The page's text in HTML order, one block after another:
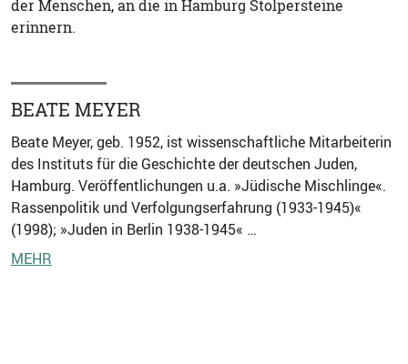
der Menschen, an die in Hamburg Stolpersteine
erinnern.
BEATE MEYER
Beate Meyer, geb. 1952, ist wissenschaftliche Mitarbeiterin
des Instituts für die Geschichte der deutschen Juden,
Hamburg. Veröffentlichungen u.a. »Jüdische Mischlinge«.
Rassenpolitik und Verfolgungserfahrung (1933-1945)«
(1998); »Juden in Berlin 1938-1945« …
MEHR